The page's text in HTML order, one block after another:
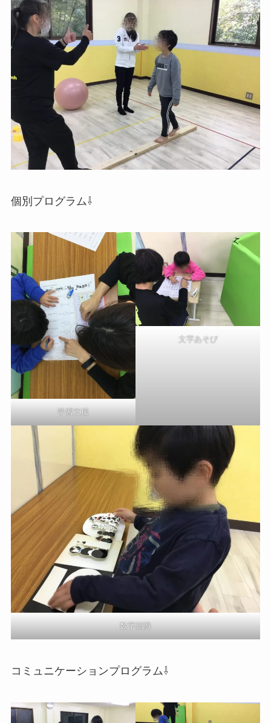
個別プログラム⇩
学習支援
文字あそび
数字認識
コミュニケーションプログラム⇩